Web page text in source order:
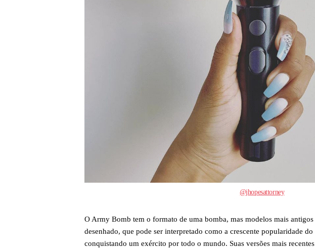
@jhopesattorney
O Army Bomb tem o formato de uma bomba, mas modelos mais
desenhado, que pode ser interpretado como a crescente popularidade
conquistando um exército por todo o mundo. Suas versões mais